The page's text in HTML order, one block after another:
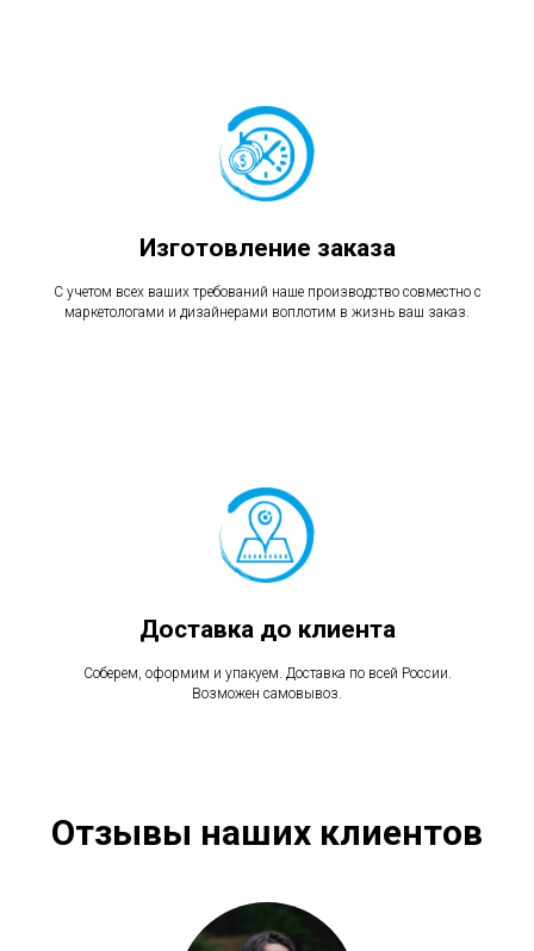
Изготовление заказа
С учетом всех ваших требований наше производство совместно с
маркетологами и дизайнерами воплотим в жизнь ваш заказ.
Доставка до клиента
Соберем, оформим и упакуем. Доставка по всей России.
Возможен самовывоз.
Отзывы наших клиентов